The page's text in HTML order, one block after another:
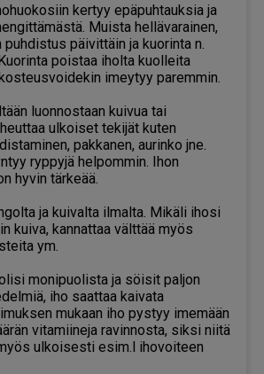
kertyy epäpuhtauksia ja
Muista hellävarainen,
päivittäin ja kuorinta n.
poistaa iholta kuolleita
imeytyy paremmin.
luonnostaan kuivua tai
ulkoiset tekijät kuten
pakkanen, aurinko jne.
ryppyjä helpommin. Ihon
hyvin tärkeää.
ja kuivalta ilmalta. Mikäli ihosi
kuiva, kannattaa välttää myös
ym.
monipuolista ja söisit paljon
iho saattaa kaivata
mukaan iho pystyy imemään
vitamiineja ravinnosta, siksi niitä
ulkoisesti esim.l ihovoiteen